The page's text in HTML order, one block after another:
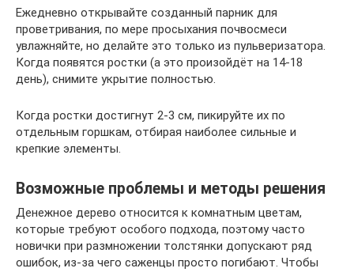
Ежедневно открывайте созданный парник для
проветривания, по мере просыхания почвосмеси
увлажняйте, но делайте это только из пульверизатора.
Когда появятся ростки (а это произойдёт на 14-18
день), снимите укрытие полностью.
Когда ростки достигнут 2-3 см, пикируйте их по
отдельным горшкам, отбирая наиболее сильные и
крепкие элементы.
Возможные проблемы и методы решения
Денежное дерево относится к комнатным цветам,
которые требуют особого подхода, поэтому часто
новички при размножении толстянки допускают ряд
ошибок, из-за чего саженцы просто погибают. Чтобы